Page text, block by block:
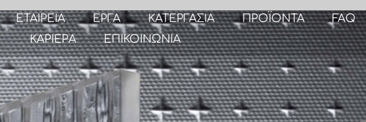
ΕΤΑΙΡΕΙΑ ΕΡΓΑ ΚΑΤΕΡΓΑΣΙΑ ΠΡΟΪΟΝΤΑ
FAQ
ΚΑΡΙΕΡΑ
ΕΠΙΚΟΙΝΩΝΙΑ